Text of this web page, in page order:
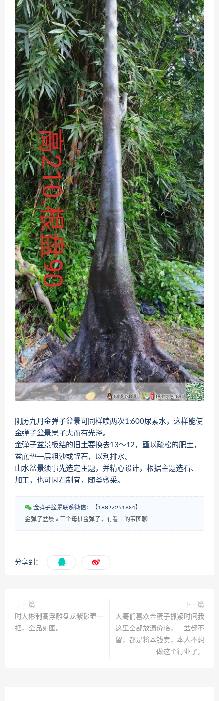
阴历九月金弹子盆景可同样喷两次1:600尿素水，这样能使
金弹子盆景果子大而有光泽。
金弹子盆景板结的旧土要换去13～12，壅以疏松的肥土，
盆底垫一层粗沙或蛭石，以利排水。
山水盆景须事先选定主题，并精心设计，根据主题选石、
加工，也可因石制宜，随类敷采。
金弹子盆景联系微信：【18827251684】
金弹子盆景 » 三个母桩金弹子，有看上的带图聊
分享到：
上一篇
时大彬制高浮雕盘龙紫砂壶一
把，全品如图。
下一篇
大哥们喜欢金蛋子抓紧时间我
这里全部放漏价格，一盆都不
留，都是将本钱卖，本人不想
做这个行业了，